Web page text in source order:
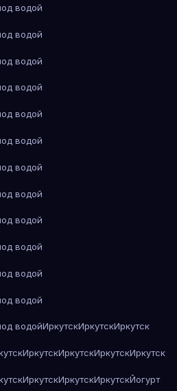
водой
водой
водой
водой
водой
водой
водой
водой
водой
водой
водой
водой
водойИркутскИркутскИркутск
ИркутскИркутскИркутскИркутск
ИркутскИркутскИркутскЙогурт